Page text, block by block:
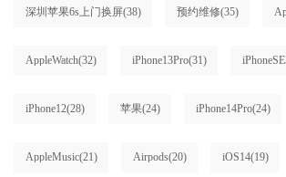
深圳苹果6s上门换屏(38) 预约维修(35)
AppleWatch(32) iPhone13Pro(31)
iPhone12(28) 苹果(24) iPhone14Pro(24)
AppleMusic(21) Airpods(20) iOS14(19)